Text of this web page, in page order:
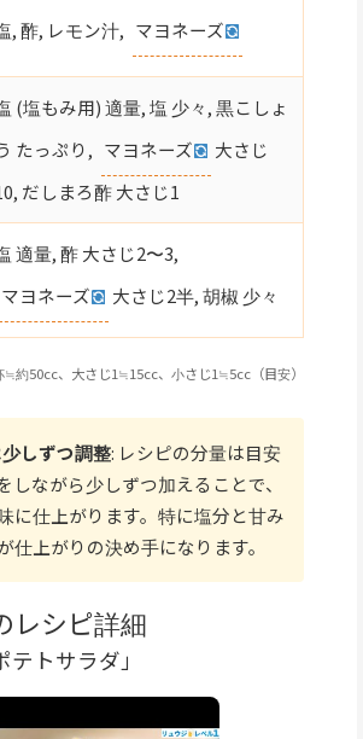
, 酢, レモン汁, マヨネーズ
(塩もみ用) 適量, 塩 少々, 黒こしょ
たっぷり, マヨネーズ
大さじ
だしまろ酢 大さじ1
適量, 酢 大さじ2〜3,
マヨネーズ
大さじ2半, 胡椒 少々
約50cc、大さじ1≒15cc、小さじ1≒5cc（目安）
しずつ調整: レシピの分量は目安
しながら少しずつ加えることで、
に仕上がります。特に塩分と甘み
仕上がりの決め手になります。
レシピ詳細
トサラダ」